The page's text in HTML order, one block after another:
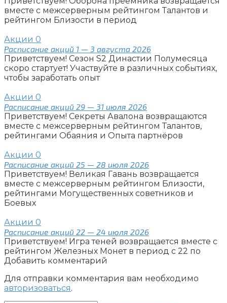
вместе с межсерверным рейтингом Талантов и
рейтингом Близости в период
Акции 0
Расписание акций 1 — 3 августа 2026
Приветствуем! Сезон S2 Династии Полумесяца
скоро стартует! Участвуйте в различных событиях,
чтобы заработать опыт
Акции 0
Расписание акций 29 — 31 июля 2026
Приветствуем! Секреты Авалона возвращаются
вместе с межсерверным рейтингом Талантов,
рейтингами Обаяния и Опыта партнёров
Акции 0
Расписание акций 25 — 28 июля 2026
Приветствуем! Великая Гавань возвращается
вместе с межсерверным рейтингом Близости,
рейтингами Могущественных советников и
Боевых
Акции 0
Расписание акций 22 — 24 июля 2026
Приветствуем! Игра теней возвращается вместе с
рейтингом Железных Монет в период с 22 по
Добавить комментарий
Для отправки комментария вам необходимо
авторизоваться.